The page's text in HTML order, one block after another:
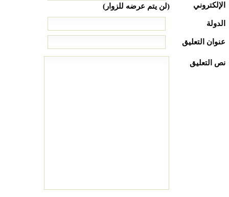
الإلكتروني
(لن يتم عرضه للزوار)
الدولة
عنوان التعليق
نص التعليق